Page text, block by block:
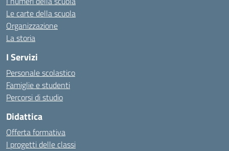
Le carte della scuola
Organizzazione
La storia
I Servizi
Personale scolastico
Famiglie e studenti
Percorsi di studio
Didattica
Offerta formativa
I progetti delle classi